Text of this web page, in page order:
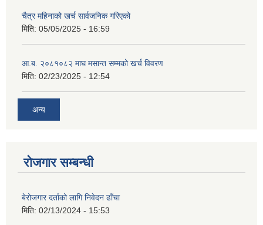
चैत्र महिनाको खर्च सार्वजनिक गरिएको
मिति: 05/05/2025 - 16:59
आ.ब. २०८१०८२ माघ मसान्त सम्मको खर्च विवरण
मिति: 02/23/2025 - 12:54
अन्य
रोजगार सम्बन्धी
बेरोजगार दर्ताको लागि निवेदन ढाँचा
मिति: 02/13/2024 - 15:53